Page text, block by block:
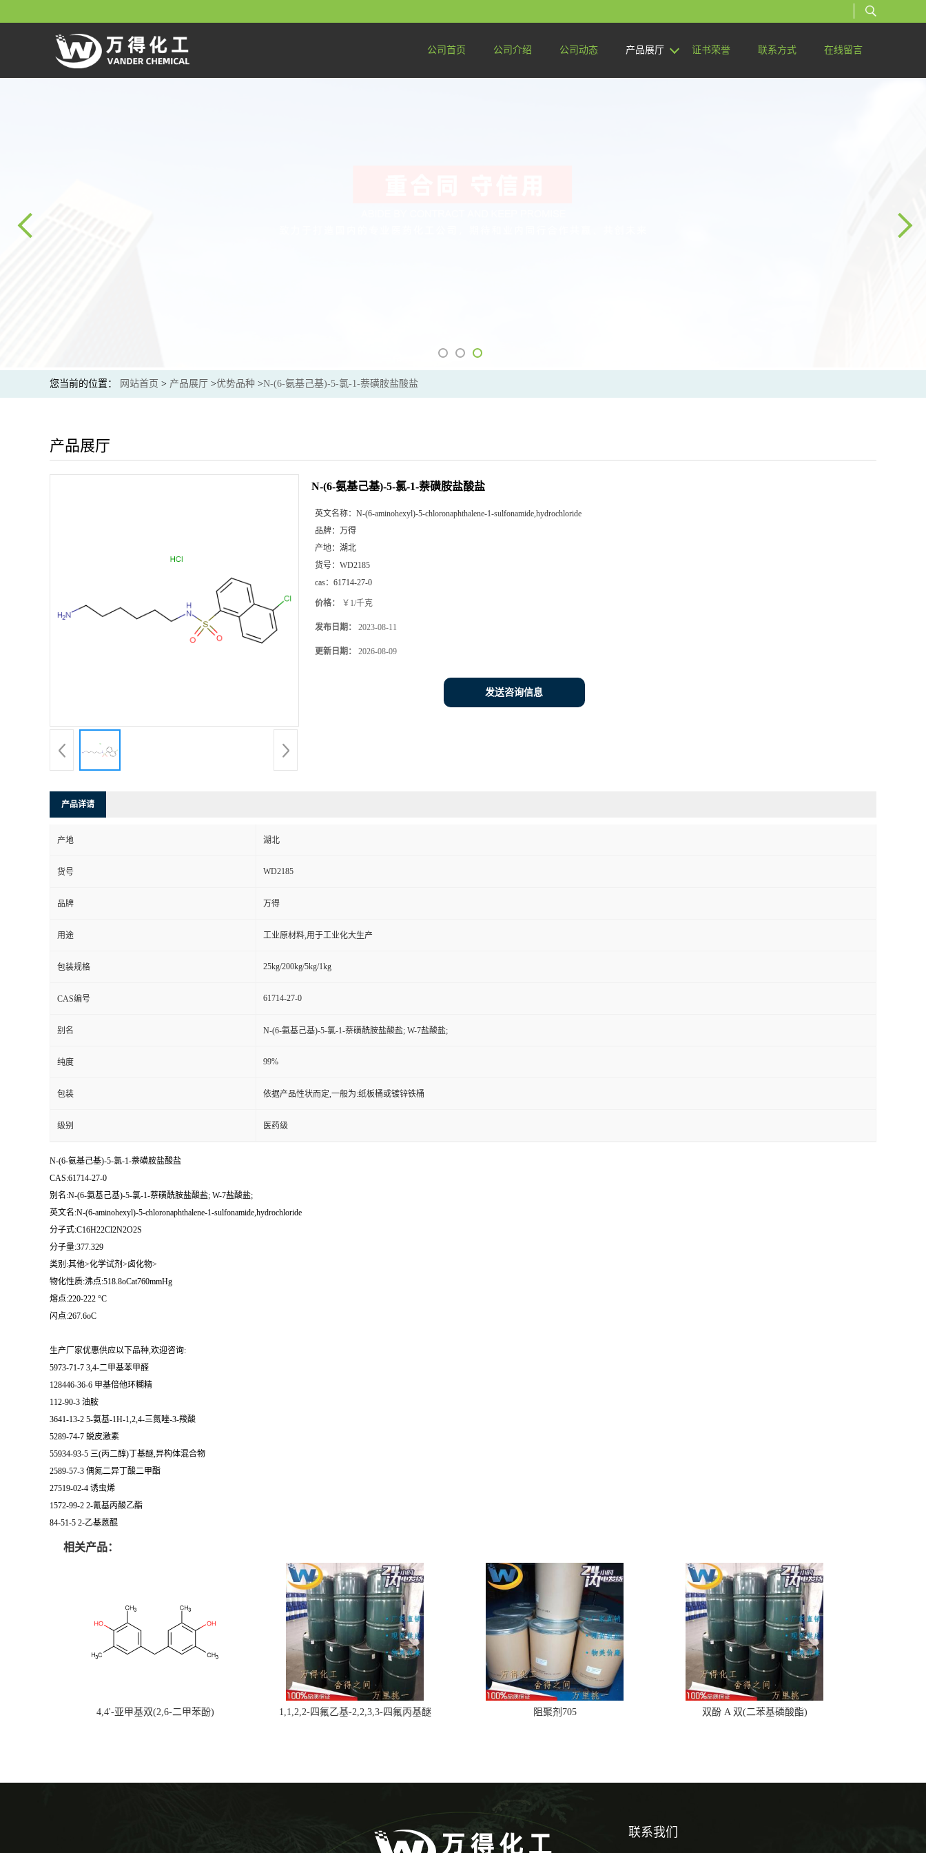
公司首页 公司介绍 公司动态 产品展厅 证书荣誉 联系方式 在线留言
您当前的位置： 网站首页 > 产品展厅 >优势品种 >N-(6-氨基己基)-5-氯-1-萘磺胺盐酸盐
产品展厅
N-(6-氨基己基)-5-氯-1-萘磺胺盐酸盐
英文名称： N-(6-aminohexyl)-5-chloronaphthalene-1-sulfonamide,hydrochloride
品牌： 万得
产地： 湖北
货号： WD2185
cas： 61714-27-0
价格： ￥1/千克
发布日期： 2023-08-11
更新日期： 2026-08-09
发送咨询信息
产品详请
产地 湖北
货号 WD2185
品牌 万得
用途 工业原材料,用于工业化大生产
包装规格 25kg/200kg/5kg/1kg
CAS编号 61714-27-0
别名 N-(6-氨基己基)-5-氯-1-萘磺酰胺盐酸盐; W-7盐酸盐;
纯度 99%
包装 依据产品性状而定,一般为:纸板桶或镀锌铁桶
级别 医药级
N-(6-氨基己基)-5-氯-1-萘磺胺盐酸盐
CAS:61714-27-0
别名:N-(6-氨基己基)-5-氯-1-萘磺酰胺盐酸盐; W-7盐酸盐;
英文名:N-(6-aminohexyl)-5-chloronaphthalene-1-sulfonamide,hydrochloride
分子式:C16H22Cl2N2O2S
分子量:377.329
类别:其他>化学试剂>卤化物>
物化性质:沸点:518.8oCat760mmHg
熔点:220-222 °C
闪点:267.6oC
生产厂家优惠供应以下品种,欢迎咨询:
5973-71-7 3,4-二甲基苯甲醛
128446-36-6 甲基倍他环糊精
112-90-3 油胺
3641-13-2 5-氨基-1H-1,2,4-三氮唑-3-羧酸
5289-74-7 蜕皮激素
55934-93-5 三(丙二醇)丁基醚,异构体混合物
2589-57-3 偶氮二异丁酸二甲酯
27519-02-4 诱虫烯
1572-99-2 2-氰基丙酸乙酯
84-51-5 2-乙基蒽醌
相关产品：
4,4'-亚甲基双(2,6-二甲苯酚) 1,1,2,2-四氟乙基-2,2,3,3-四氟丙基醚 阻聚剂705 双酚 A 双(二苯基磷酸酯)
联系我们